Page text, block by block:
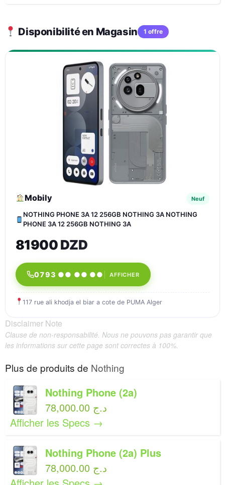
Disponibilité en Magasin 1 offre
Mobily Neuf
NOTHING PHONE 3A 12 256GB NOTHING 3A NOTHING
PHONE 3A 12 256GB NOTHING 3A
81900 DZD
0793 ●● ●● ●● AFFICHER
117 rue ali khodja el biar a cote de PUMA Alger
Disclaimer Note
Clause de non-responsabilité. Nous ne pouvons pas garantir que
les informations sur cette page sont correctes à 100%.
Plus de produits de Nothing
Nothing Phone (2a)
78,000.00 د.ج
Afficher les Specs →
Nothing Phone (2a) Plus
78,000.00 د.ج